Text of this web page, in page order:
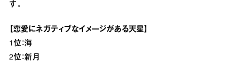
す。
【恋愛にネガティブなイメージがある天星】
1位：海
2位：新月